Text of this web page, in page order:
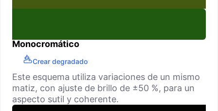
Monocromático
Crear degradado
Este esquema utiliza variaciones de un mismo
matiz, con ajuste de brillo de ±50 %, para un
aspecto sutil y coherente.